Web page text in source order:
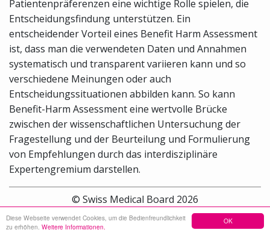
OK
Diese Webseite verwendet Cookies, um die Bedienfreundlichkeit
zu erhöhen. Weitere Informationen.
Patientenpräferenzen eine wichtige Rolle spielen, die
Entscheidungsfindung unterstützen. Ein
entscheidender Vorteil eines Benefit Harm Assessment
ist, dass man die verwendeten Daten und Annahmen
systematisch und transparent variieren kann und so
verschiedene Meinungen oder auch
Entscheidungssituationen abbilden kann. So kann
Benefit-Harm Assessment eine wertvolle Brücke
zwischen der wissenschaftlichen Untersuchung der
Fragestellung und der Beurteilung und Formulierung
von Empfehlungen durch das interdisziplinäre
Expertengremium darstellen.
© Swiss Medical Board 2026
Sitemap
Kontakt Impressum